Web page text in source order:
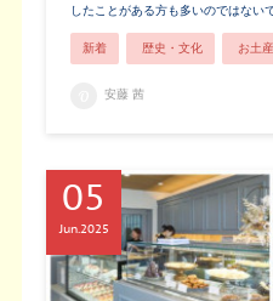
したことがある方も多いのではな
新着 歴史・文化 お土
安藤 茜
05
Jun2025